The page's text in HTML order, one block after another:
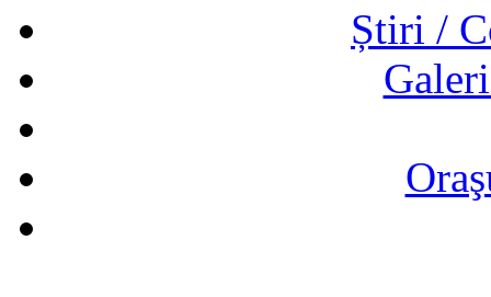
Știri /